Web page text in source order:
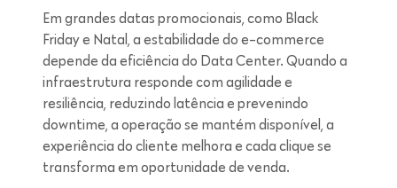
Em grandes datas promocionais, como Black
Friday e Natal, a estabilidade do e-commerce
depende da eficiência do Data Center. Quando a
infraestrutura responde com agilidade e
resiliência, reduzindo latência e prevenindo
downtime, a operação se mantém disponível, a
experiência do cliente melhora e cada clique se
transforma em oportunidade de venda.